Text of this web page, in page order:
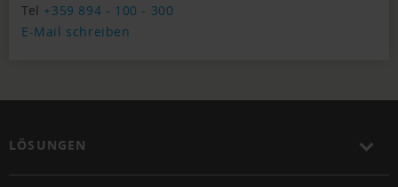
Tel +359 894 - 100 - 300
E-Mail schreiben
LÖSUNGEN